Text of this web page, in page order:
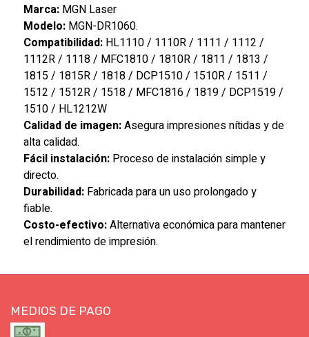
Marca:MGN Laser
Modelo:MGN-DR1060.
Compatibilidad:HL1110 / 1110R / 1111 / 1112 /
1112R / 1118 / MFC1810 / 1810R / 1811 / 1813 /
1815 / 1815R / 1818 / DCP1510 / 1510R / 1511 /
1512 / 1512R / 1518 / MFC1816 / 1819 / DCP1519 /
1510 / HL1212W
Calidad de imagen:Asegura impresiones nítidas y de
alta calidad.
Fácil instalación:Proceso de instalación simple y
directo.
Durabilidad:Fabricada para un uso prolongado y
fiable.
Costo-efectivo:Alternativa económica para mantener
el rendimiento de impresión.
MEDIOS DE PAGO